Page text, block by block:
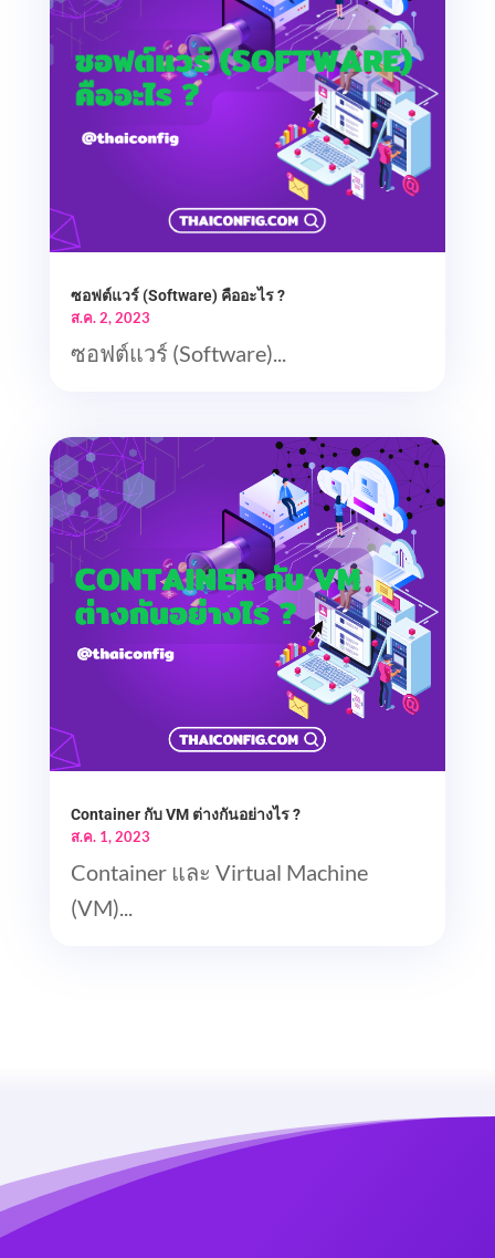
ซอฟต์แวร์ (Software) คืออะไร ?
ส.ค. 2, 2023
ซอฟต์แวร์ (Software)...
Container กับ VM ต่างกันอย่างไร ?
ส.ค. 1, 2023
Container และ Virtual Machine
(VM)...